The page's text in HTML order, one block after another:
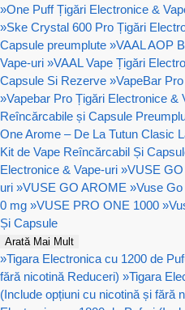
»One Puff Țigări Electronice &
»Ske Crystal 600 Pro Țigări
Capsule preumplute »VAAL AOP
Vape-uri »VAAL Vape Țigări
Capsule Si Rezerve »VapeBar
»Vapebar Pro Țigări Electronice &
Reîncărcabile și Capsule
One Arome – De La Tutun Clasic
Kit de Vape Reîncărcabil Și
Electronice & Vape-uri »VUSE GO
uri »VUSE GO AROME »Vuse
0 mg »VUSE PRO ONE 1000 »
Și Capsule
Arată Mai Mult
»Tigara Electronica cu 1200 de
fără nicotină Reduceri) »Tigara
(Include opțiuni cu nicotină și fără